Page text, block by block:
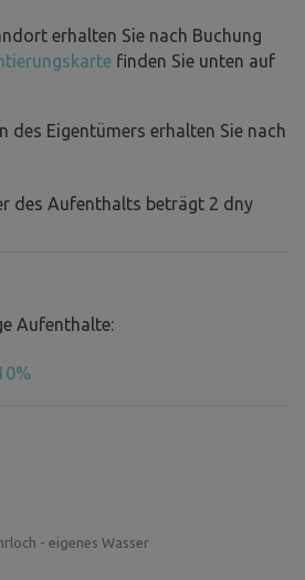
können gleichzeitig nur für eine
Freunden genutzt werden.
erhalten Sie nach Buchung
finden Sie unten auf
des Eigentümers erhalten Sie nach
des Aufenthalts beträgt 2 dny
Aufenthalte:
- eigenes Wasser